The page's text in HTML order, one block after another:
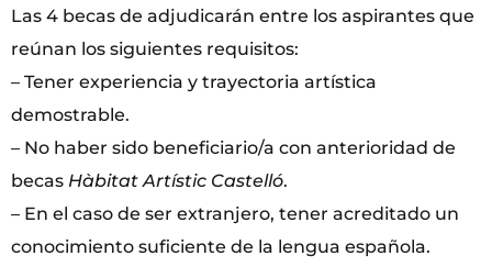
Las 4 becas de adjudicarán entre los aspirantes que
reúnan los siguientes requisitos:
– Tener experiencia y trayectoria artística
demostrable.
– No haber sido beneficiario/a con anterioridad de
becas Hàbitat Artístic Castelló.
– En el caso de ser extranjero, tener acreditado un
conocimiento suficiente de la lengua española.